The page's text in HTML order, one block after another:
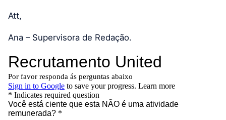
Att,
Ana – Supervisora de Redação.